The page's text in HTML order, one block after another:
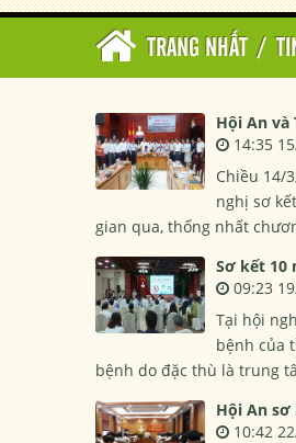
TRANG NHẤT /
Hội An và
14:35
Chiều 14/
nghị sơ
gian qua, thống nhất
Sơ kết 10
09:23
Tại hội
bệnh của
bệnh do đặc thù là trung
Hội An sơ
10:42